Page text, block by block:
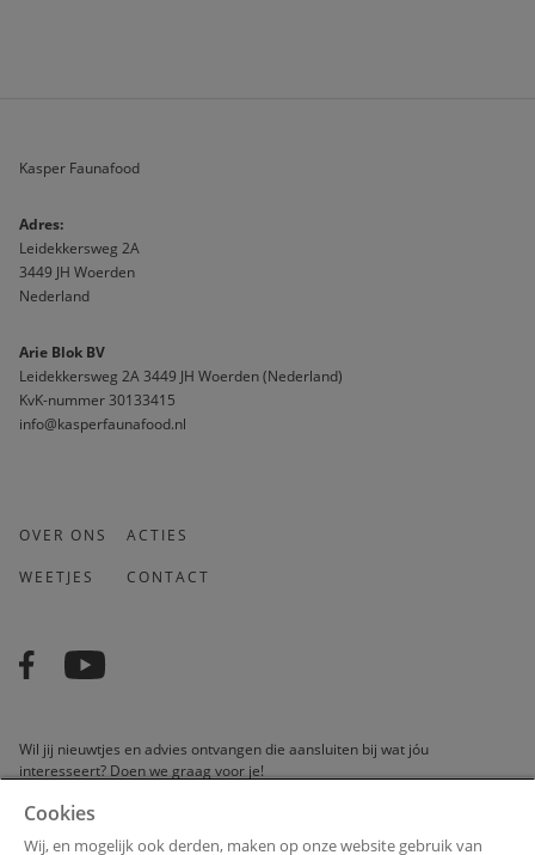
Kasper Faunafood
Adres:
Leidekkersweg 2A
3449 JH Woerden
Nederland
Arie Blok BV
Leidekkersweg 2A 3449 JH Woerden (Nederland)
KvK-nummer 30133415
info@kasperfaunafood.nl
OVER ONS
WEETJES
ACTIES
CONTACT
Wil jij nieuwtjes en advies ontvangen die aansluiten bij wat jóu
interesseert? Doen we graag voor je!
Cookies
Wij, en mogelijk ook derden, maken op onze website gebruik van